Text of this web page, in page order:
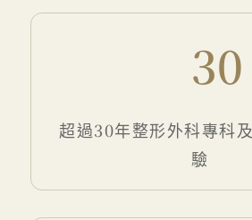
30
超過30年整形外科專科
驗